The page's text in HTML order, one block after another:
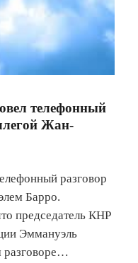
телефонный
Жан-
разговор
Барро.
председатель КНР
Эммануэль
разговоре…